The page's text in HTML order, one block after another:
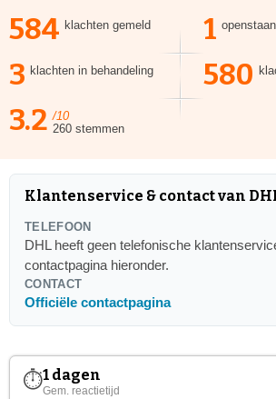
584 klachten gemeld 1
3 klachten in behandeling 580
3.2 /10
260 stemmen
Klantenservice & contact van
TELEFOON
DHL heeft geen telefonische
contactpagina hieronder.
CONTACT
Officiële contactpagina
⏱1 dagen
Gem. reactietijd